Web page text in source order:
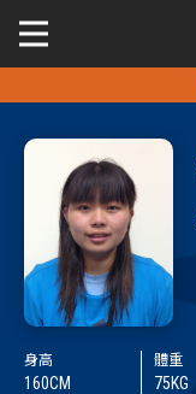
公開男一級
公開女一級
二級與一般組
新聞
身高
160CM
體重
75KG